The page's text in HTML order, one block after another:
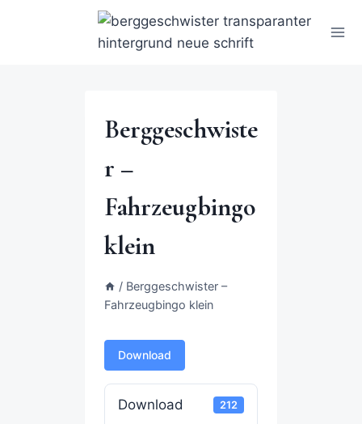
Berggeschwiste
r –
Fahrzeugbingo
klein
/ Berggeschwister –
Fahrzeugbingo klein
Download
Download 212